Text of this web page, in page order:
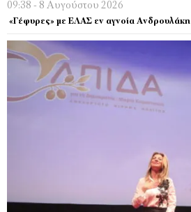
09:38 - 8 Αυγούστου 2026
«Γέφυρες» με ΕΛΑΣ εν αγνοία Ανδρουλάκη